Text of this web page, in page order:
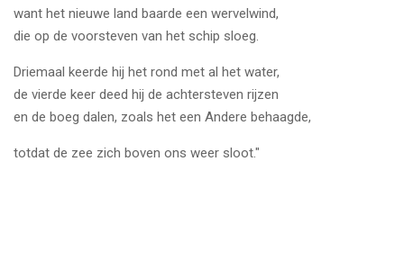
want het nieuwe land baarde een wervelwind,
die op de voorsteven van het schip sloeg.
Driemaal keerde hij het rond met al het water,
de vierde keer deed hij de achtersteven rijzen
en de boeg dalen, zoals het een Andere behaagde,
totdat de zee zich boven ons weer sloot."